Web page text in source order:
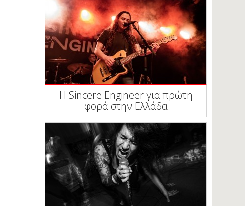
Η Sincere Engineer για πρώτη
φορά στην Ελλάδα